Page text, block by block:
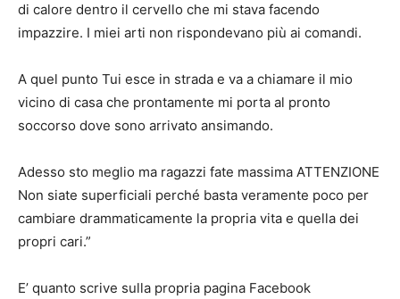
di calore dentro il cervello che mi stava facendo
impazzire. I miei arti non rispondevano più ai comandi.
A quel punto Tui esce in strada e va a chiamare il mio
vicino di casa che prontamente mi porta al pronto
soccorso dove sono arrivato ansimando.
Adesso sto meglio ma ragazzi fate massima ATTENZIONE
Non siate superficiali perché basta veramente poco per
cambiare drammaticamente la propria vita e quella dei
propri cari.”
E’ quanto scrive sulla propria pagina Facebook